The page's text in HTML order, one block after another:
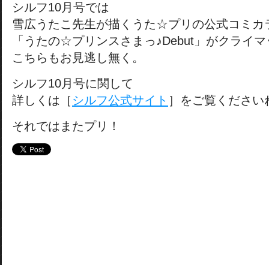
シルフ10月号では
雪広うたこ先生が描くうた☆プリの公式コミカ
「うたの☆プリンスさまっ♪Debut」がクライ
こちらもお見逃し無く。
シルフ10月号に関して
詳しくは［ シルフ公式サイト ］をご覧ください
それではまたプリ！